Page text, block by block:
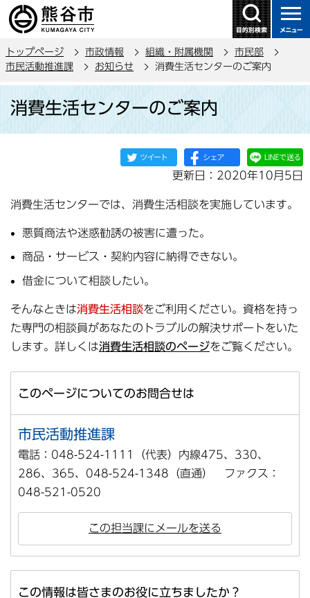
の
ー
トップページ 市政情報 組織・附属機関
市民部
市民活動推進課
お知らせ 消費生活センターのご案内
消費生活センターのご案内
更新日：2020年10月5日
消費生活センターでは、消費生活相談を実施しています。
悪質商法や迷惑勧誘の被害に遭った。
商品・サービス・契約内容に納得できない。
借金について相談したい。
そんなときは消費生活相談をご利用ください。資格を持っ
た専門の相談員があなたのトラブルの解決サポートをいた
します。詳しくは消費生活相談のページをご覧ください。
このページについてのお問合せは
市民活動推進課
電話：048-524-1111（代表）内線475、330、
286、365、048-524-1348（直通） ファクス：
048-521-0520
この担当課にメールを送る
この情報は皆さまのお役に立ちましたか？